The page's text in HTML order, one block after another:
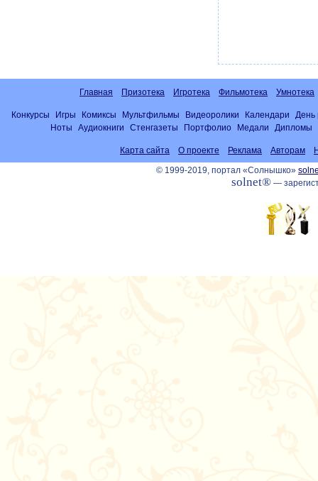
Главная Призотека Игротека Фильмотека Умнотека
Конкурсы Игры Комиксы Мультфильмы Видеоролики Календари
День
Ноты
Аудиокниги Стенгазеты Портфолио Медали Дипломы
Карта сайта О проекте Реклама Авторам
© 1999-2019, портал «Солнышко»
solnet®—